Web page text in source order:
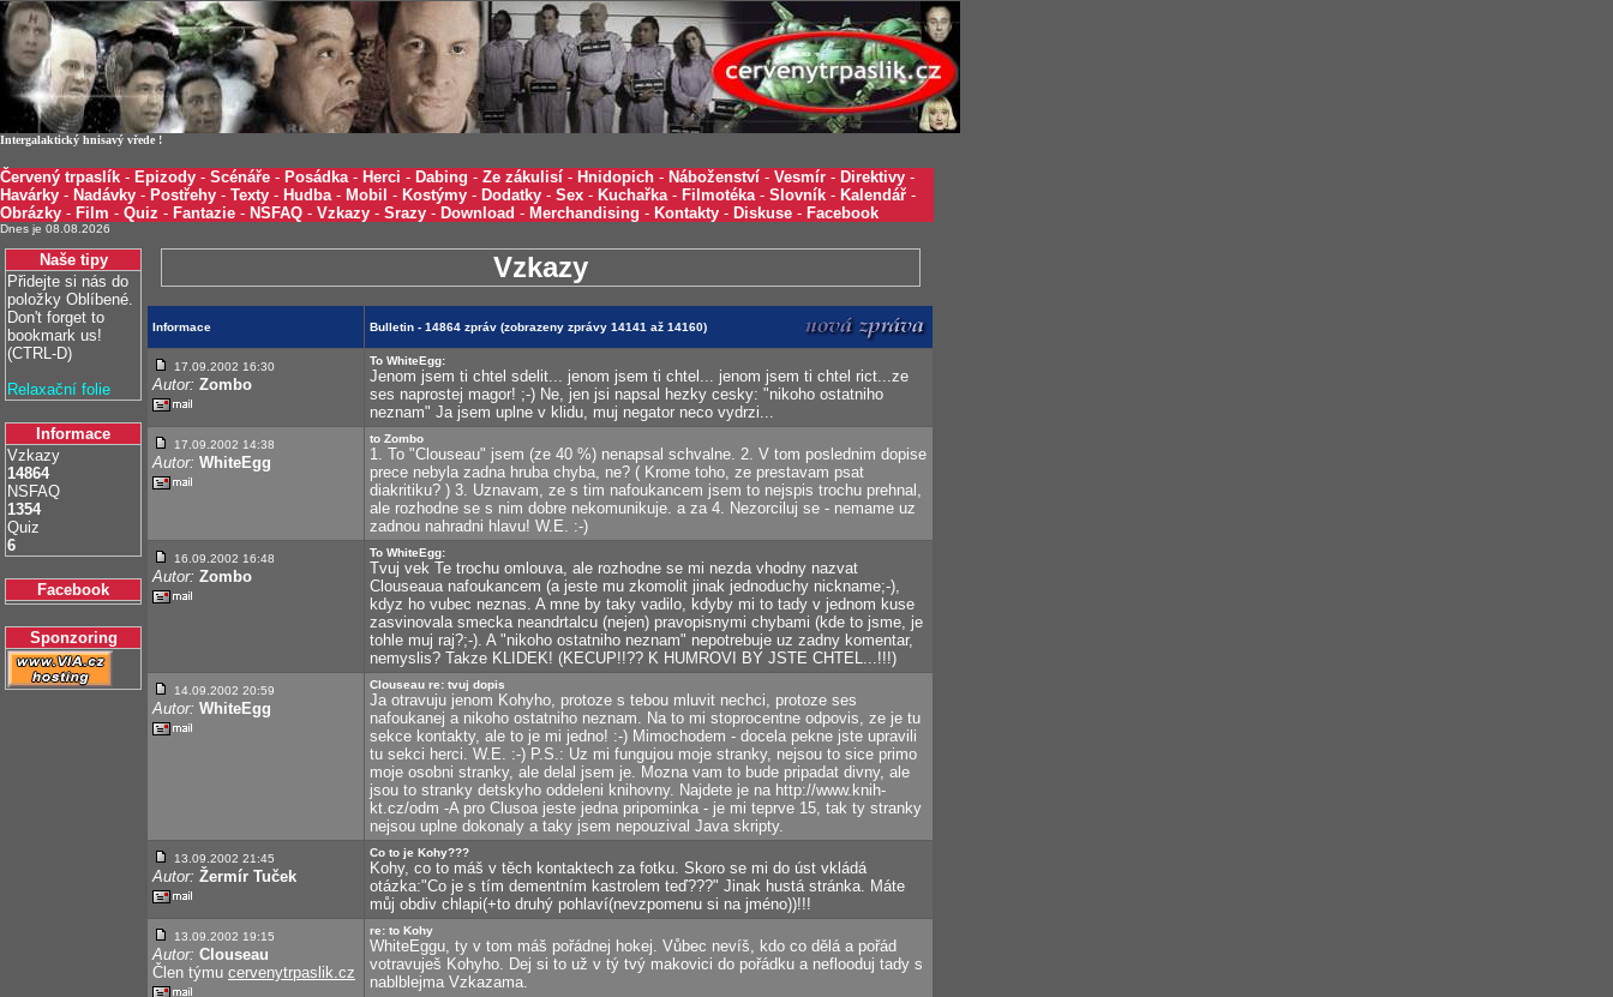
Intergalaktický hnisavý vřede !
Červený trpaslík - Epizody - Scénáře - Posádka- Herci - Dabing - Ze zákulisí - Hnidopich - Náboženství - Vesmír - Direktivy -
Havárky - Nadávky - Postřehy - Texty - Hudba- Mobil - Kostýmy - Dodatky - Sex - Kuchařka- Filmotéka- Slovník - Kalendář -
Obrázky - Film - Quiz - Fantazie - NSFAQ - Vzkazy - Srazy - Download - Merchandising - Kontakty - Diskuse - Facebook
Dnes je 08.08.2026
Naše tipy
Přidejte si nás do
položky Oblíbené.
Don't forget to
bookmark us!
(CTRL-D)
Relaxační folie
Informace
Vzkazy
14864
NSFAQ
1354
Quiz
6
Facebook
Sponzoring
Vzkazy
Informace Bulletin - 14864 zpráv (zobrazeny zprávy 14141 až 14160)
17.09.2002 16:30
Autor: Zombo
To WhiteEgg:
Jenom jsem ti chtel sdelit... jenom jsem ti chtel... jenom jsem ti chtel rict...ze
ses naprostej magor! ;-) Ne, jen jsi napsal hezky cesky: "nikoho ostatniho
neznam" Ja jsem uplne v klidu, muj negator neco vydrzi...
17.09.2002 14:38
Autor: WhiteEgg
to Zombo
1. To "Clouseau" jsem (ze 40 %) nenapsal schvalne. 2. V tom poslednim dopise
prece nebyla zadna hruba chyba, ne? ( Krome toho, ze prestavam psat
diakritiku? ) 3. Uznavam, ze s tim nafoukancem jsem to nejspis trochu prehnal,
ale rozhodne se s nim dobre nekomunikuje. a za 4. Nezorciluj se - nemame uz
zadnou nahradni hlavu! W.E. :-)
16.09.2002 16:48
Autor: Zombo
To WhiteEgg:
Tvuj vek Te trochu omlouva, ale rozhodne se mi nezda vhodny nazvat
Clouseaua nafoukancem (a jeste mu zkomolit jinak jednoduchy nickname;-),
kdyz ho vubec neznas. A mne by taky vadilo, kdyby mi to tady v jednom kuse
zasvinovala smecka neandrtalcu (nejen) pravopisnymi chybami (kde to jsme, je
tohle muj raj?;-). A "nikoho ostatniho neznam" nepotrebuje uz zadny komentar,
nemyslis? Takze KLIDEK! (KECUP!!?? K HUMROVI BY JSTE CHTEL...!!!)
14.09.2002 20:59
Autor: WhiteEgg
Clouseau re: tvuj dopis
Ja otravuju jenom Kohyho, protoze s tebou mluvit nechci, protoze ses
nafoukanej a nikoho ostatniho neznam. Na to mi stoprocentne odpovis, ze je tu
sekce kontakty, ale to je mi jedno! :-) Mimochodem - docela pekne jste upravili
tu sekci herci. W.E. :-) P.S.: Uz mi fungujou moje stranky, nejsou to sice primo
moje osobni stranky, ale delal jsem je. Mozna vam to bude pripadat divny, ale
jsou to stranky detskyho oddeleni knihovny. Najdete je na http://www.knih-
kt.cz/odm -A pro Clusoa jeste jedna pripominka - je mi teprve 15, tak ty stranky
nejsou uplne dokonaly a taky jsem nepouzival Java skripty.
13.09.2002 21:45
Autor: Žermír Tuček
Co to je Kohy???
Kohy, co to máš v těch kontaktech za fotku. Skoro se mi do úst vkládá
otázka:"Co je s tím dementním kastrolem teď???" Jinak hustá stránka. Máte
můj obdiv chlapi(+to druhý pohlaví(nevzpomenu si na jméno))!!!
13.09.2002 19:15
Autor: Clouseau
Člen týmu cervenytrpaslik.cz
re: to Kohy
WhiteEggu, ty v tom máš pořádnej hokej. Vůbec nevíš, kdo co dělá a pořád
votravuješ Kohyho. Dej si to už v tý tvý makovici do pořádku a neflooduj tady s
nablblejma Vzkazama.